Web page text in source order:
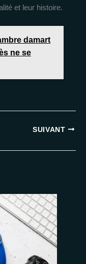
et leur histoire.
damart
ne se
SUIVANT